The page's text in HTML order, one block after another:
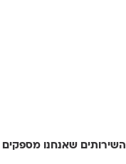
השירותים שאנחנו מספקים